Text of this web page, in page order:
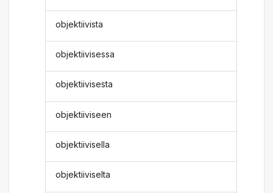
objektiivista
objektiivisessa
objektiivisesta
objektiiviseen
objektiivisella
objektiiviselta